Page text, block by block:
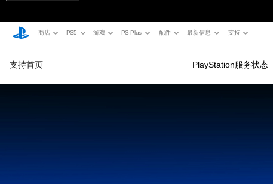
商店 PS5 游戏 PS Plus 配件 最新信息 支持
支持首页 PlayStation服务状态